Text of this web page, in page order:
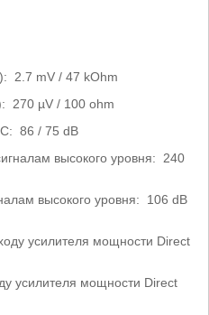
2.7 mV / 47 kOhm
270 µV / 100 ohm
86 / 75 dB
высокого уровня: 240
высокого уровня: 106 dB
усилителя мощности Direct
усилителя мощности Direct